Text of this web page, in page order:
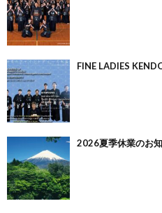
FINE LADIES
2026夏季休業のお